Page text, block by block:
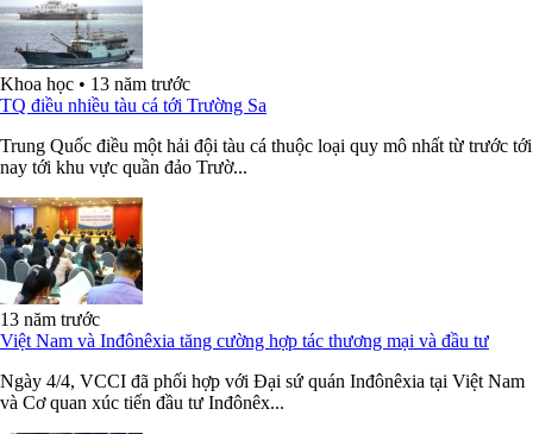
Khoa học • 13 năm trước
TQ điều nhiều tàu cá tới Trường Sa
Trung Quốc điều một hải đội tàu cá thuộc loại quy mô nhất từ trước tới
nay tới khu vực quần đảo Trườ...
13 năm trước
Việt Nam và Inđônêxia tăng cường hợp tác thương mại và đầu tư
Ngày 4/4, VCCI đã phối hợp với Đại sứ quán Inđônêxia tại Việt Nam
và Cơ quan xúc tiến đầu tư Inđônêx...